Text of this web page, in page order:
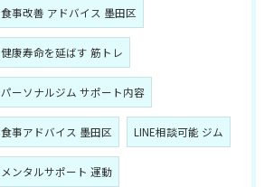
食事改善 アドバイス 墨田区
健康寿命を延ばす 筋トレ
パーソナルジム サポート内容
食事アドバイス 墨田区 LINE相談可能 ジム
メンタルサポート 運動